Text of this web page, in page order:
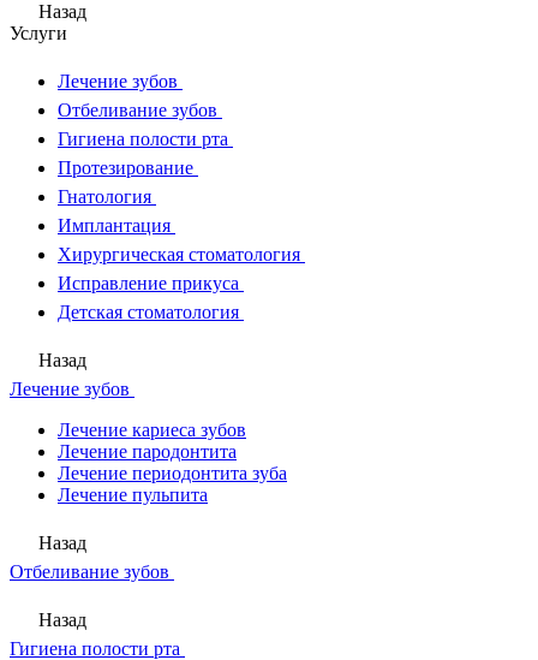
Назад
Услуги
Лечение зубов
Отбеливание зубов
Гигиена полости рта
Протезирование
Гнатология
Имплантация
Хирургическая стоматология
Исправление прикуса
Детская стоматология
Назад
Лечение зубов
Лечение кариеса зубов
Лечение пародонтита
Лечение периодонтита зуба
Лечение пульпита
Назад
Отбеливание зубов
Назад
Гигиена полости рта